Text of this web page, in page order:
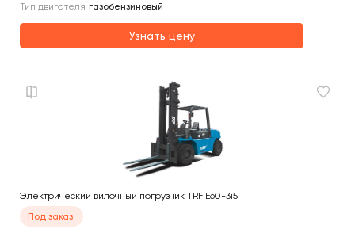
Тип двигателя газобензиновый
Узнать цену
Электрический вилочный погрузчик TRF E60-3i5
Под заказ